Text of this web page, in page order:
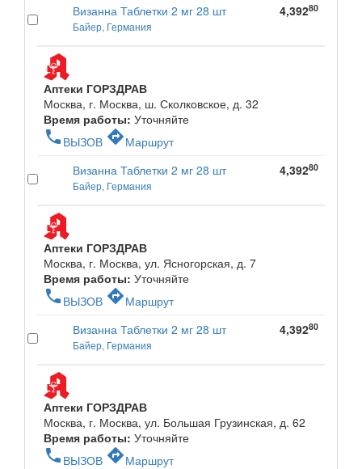
Визанна Таблетки 2 мг 28 шт
Байер, Германия
4,39280
Аптеки ГОРЗДРАВ
Москва, г. Москва, ш. Сколковское, д. 32
Время работы: Уточняйте
phone ВЫЗОВ directionsМаршрут
Визанна Таблетки 2 мг 28 шт
Байер, Германия
4,39280
Аптеки ГОРЗДРАВ
Москва, г. Москва, ул. Ясногорская, д. 7
Время работы: Уточняйте
phone ВЫЗОВ directionsМаршрут
Визанна Таблетки 2 мг 28 шт
Байер, Германия
4,39280
Аптеки ГОРЗДРАВ
Москва, г. Москва, ул. Большая Грузинская, д. 62
Время работы: Уточняйте
phone ВЫЗОВ directionsМаршрут